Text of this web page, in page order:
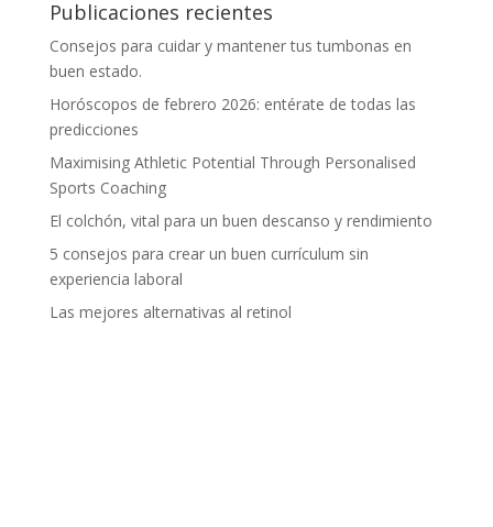
Publicaciones recientes
Consejos para cuidar y mantener tus tumbonas en
buen estado.
Horóscopos de febrero 2026: entérate de todas las
predicciones
Maximising Athletic Potential Through Personalised
Sports Coaching
El colchón, vital para un buen descanso y rendimiento
5 consejos para crear un buen currículum sin
experiencia laboral
Las mejores alternativas al retinol